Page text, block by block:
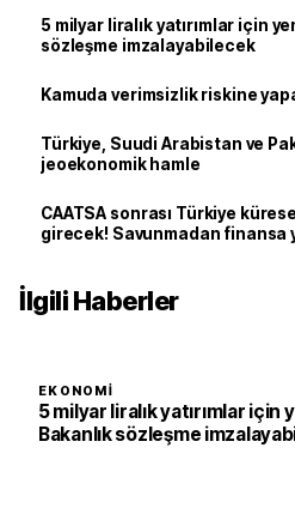
5 milyar liralık yatırımlar için
sözleşme imzalayabilecek
Kamuda verimsizlik riskine
Türkiye, Suudi Arabistan ve
jeoekonomik hamle
CAATSA sonrası Türkiye
girecek! Savunmadan finansa
İlgili Haberler
EKONOMI
5 milyar liralık yatırımlar için
Bakanlık sözleşme